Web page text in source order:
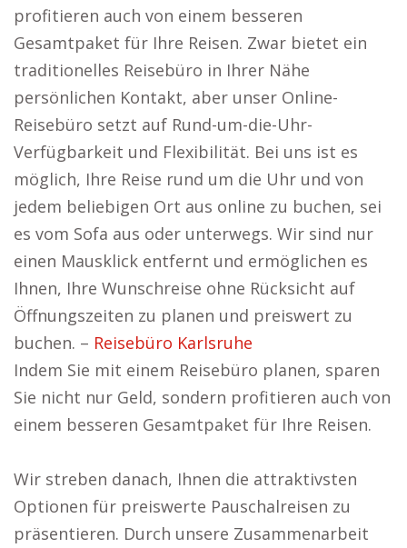
profitieren auch von einem besseren
Gesamtpaket für Ihre Reisen. Zwar bietet ein
traditionelles Reisebüro in Ihrer Nähe
persönlichen Kontakt, aber unser Online-
Reisebüro setzt auf Rund-um-die-Uhr-
Verfügbarkeit und Flexibilität. Bei uns ist es
möglich, Ihre Reise rund um die Uhr und von
jedem beliebigen Ort aus online zu buchen, sei
es vom Sofa aus oder unterwegs. Wir sind nur
einen Mausklick entfernt und ermöglichen es
Ihnen, Ihre Wunschreise ohne Rücksicht auf
Öffnungszeiten zu planen und preiswert zu
buchen. – Reisebüro Karlsruhe
Indem Sie mit einem Reisebüro planen, sparen
Sie nicht nur Geld, sondern profitieren auch von
einem besseren Gesamtpaket für Ihre Reisen.
Wir streben danach, Ihnen die attraktivsten
Optionen für preiswerte Pauschalreisen zu
präsentieren. Durch unsere Zusammenarbeit